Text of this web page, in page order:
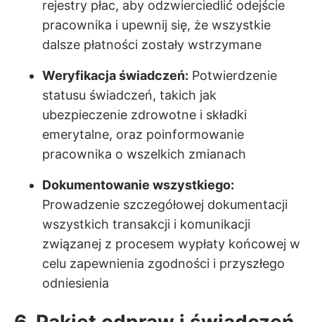
rejestry płac, aby odzwierciedlić odejście
pracownika i upewnij się, że wszystkie
dalsze płatności zostały wstrzymane
Weryfikacja świadczeń: Potwierdzenie
statusu świadczeń, takich jak
ubezpieczenie zdrowotne i składki
emerytalne, oraz poinformowanie
pracownika o wszelkich zmianach
Dokumentowanie wszystkiego:
Prowadzenie szczegółowej dokumentacji
wszystkich transakcji i komunikacji
związanej z procesem wypłaty końcowej w
celu zapewnienia zgodności i przyszłego
odniesienia